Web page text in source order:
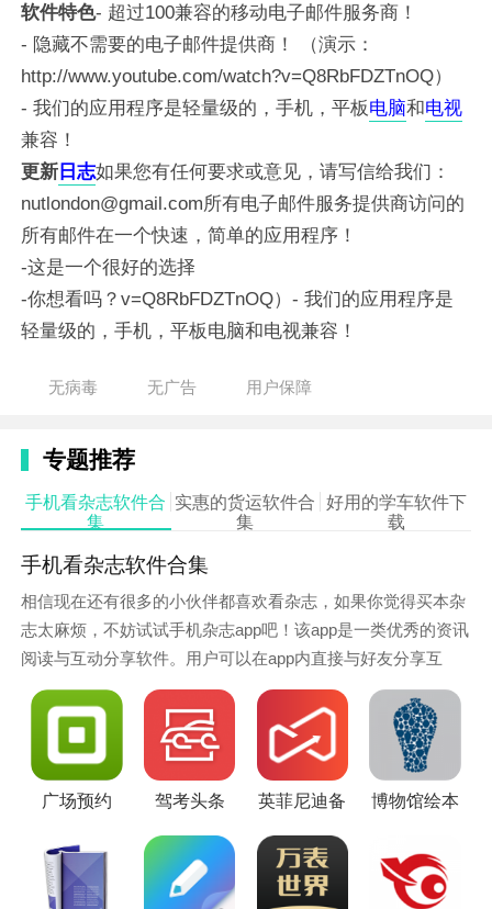
软件特色- 超过100兼容的移动电子邮件服务商！
- 隐藏不需要的电子邮件提供商！ （演示：
http://www.youtube.com/watch?v=Q8RbFDZTnOQ）
- 我们的应用程序是轻量级的，手机，平板电脑和电视
兼容！
更新日志如果您有任何要求或意见，请写信给我们：
nutlondon@gmail.com所有电子邮件服务提供商访问的
所有邮件在一个快速，简单的应用程序！
-这是一个很好的选择
-你想看吗？v=Q8RbFDZTnOQ） - 我们的应用程序是
轻量级的，手机，平板电脑和电视兼容！
无病毒 无广告 用户保障
专题推荐
手机看杂志软件合
集
实惠的货运软件合
集
好用的学车软件下
载
手机看杂志软件合集
相信现在还有很多的小伙伴都喜欢看杂志，如果你觉得买本杂
志太麻烦，不妨试试手机杂志app吧！该app是一类优秀的资讯
阅读与互动分享软件。用户可以在app内直接与好友分享互
动，它不仅能丰富您的生活，而且可以开拓您的视野。那么有
没有什么好的手机杂志吗？下面小编收集了一些比较时尚的杂
志app，感兴趣的朋友快来看看吧！
广场预约 驾考头条 英菲尼迪备 博物馆绘本